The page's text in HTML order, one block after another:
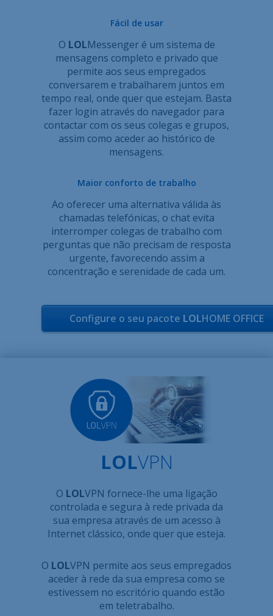
Fácil de usar
O LOLMessenger é um sistema de
mensagens completo e privado que
permite aos seus empregados
conversarem e trabalharem juntos em
tempo real, onde quer que estejam. Basta
fazer login através do navegador para
contactar com os seus colegas e grupos,
assim como aceder ao histórico de
mensagens.
Maior conforto de trabalho
Ao oferecer uma alternativa válida às
chamadas telefónicas, o chat evita
interromper colegas de trabalho com
perguntas que não precisam de resposta
urgente, favorecendo assim a
concentração e serenidade de cada um.
Configure o seu pacote LOLHOME OFFICE
LOLVPN
O LOLVPN fornece-lhe uma ligação
controlada e segura à rede privada da
sua empresa através de um acesso à
Internet clássico, onde quer que esteja.
O LOLVPN permite aos seus empregados
aceder à rede da sua empresa como se
estivessem no escritório quando estão
em teletrabalho.